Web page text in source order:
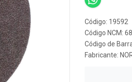
Código: 19592
Código NCM:
Código de
Fabricante: